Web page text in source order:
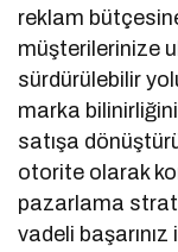
reklam
müşterilerinize
sürdürülebilir
marka
satışa
otorite olarak
pazarlama
vadeli